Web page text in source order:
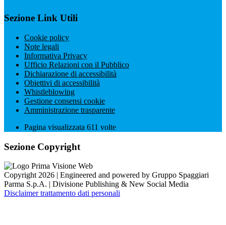
Sezione Link Utili
Cookie policy
Note legali
Informativa Privacy
Ufficio Relazioni con il Pubblico
Dichiarazione di accessibilità
Obiettivi di accessibilità
Whistleblowing
Gestione consensi cookie
Amministrazione trasparente
Pagina visualizzata 611 volte
Sezione Copyright
Copyright 2026 | Engineered and powered by Gruppo Spaggiari
Parma S.p.A. | Divisione Publishing & New Social Media
Disclaimer trattamento dati personali